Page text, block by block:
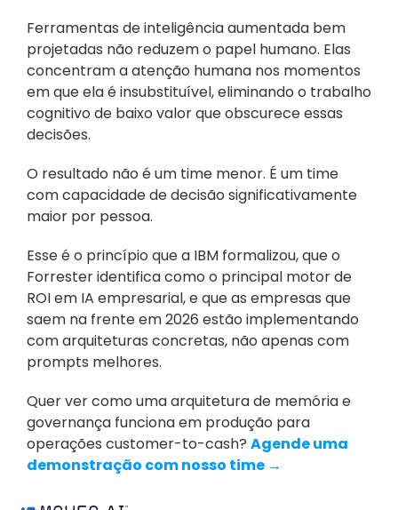
Ferramentas de inteligência aumentada bem
projetadas não reduzem o papel humano. Elas
concentram a atenção humana nos momentos
em que ela é insubstituível, eliminando o trabalho
cognitivo de baixo valor que obscurece essas
decisões.
O resultado não é um time menor. É um time
com capacidade de decisão significativamente
maior por pessoa.
Esse é o princípio que a IBM formalizou, que o
Forrester identifica como o principal motor de
ROI em IA empresarial, e que as empresas que
saem na frente em 2026 estão implementando
com arquiteturas concretas, não apenas com
prompts melhores.
Quer ver como uma arquitetura de memória e
governança funciona em produção para
operações customer-to-cash? Agende uma
demonstração com nosso time →